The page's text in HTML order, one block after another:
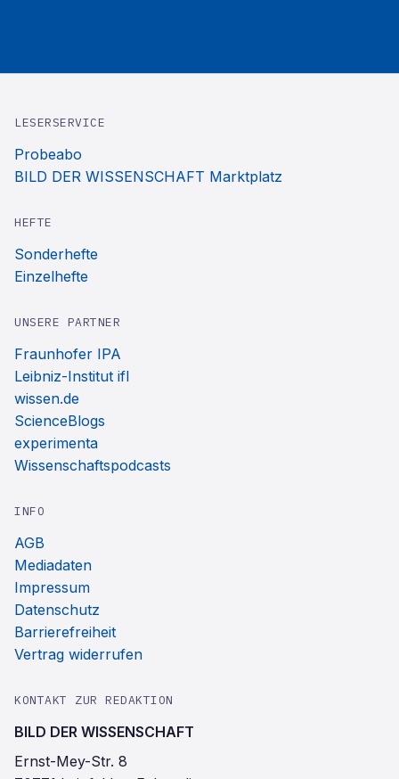
LESERSERVICE
Probeabo
BILD DER WISSENSCHAFT Marktplatz
HEFTE
Sonderhefte
Einzelhefte
UNSERE PARTNER
Fraunhofer IPA
Leibniz-Institut ifl
wissen.de
ScienceBlogs
experimenta
Wissenschaftspodcasts
INFO
AGB
Mediadaten
Impressum
Datenschutz
Barrierefreiheit
Vertrag widerrufen
KONTAKT ZUR REDAKTION
BILD DER WISSENSCHAFT
Ernst-Mey-Str. 8